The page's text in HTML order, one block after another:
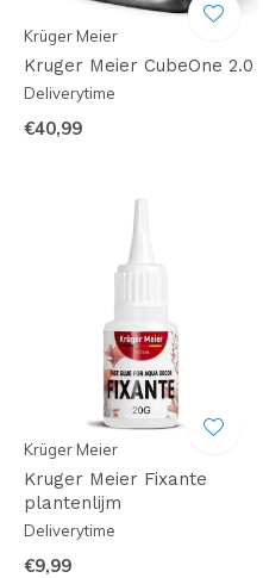
Krüger Meier
Kruger Meier CubeOne 2.0
Deliverytime
€40,99
Krüger Meier
Kruger Meier Fixante
plantenlijm
Deliverytime
€9,99